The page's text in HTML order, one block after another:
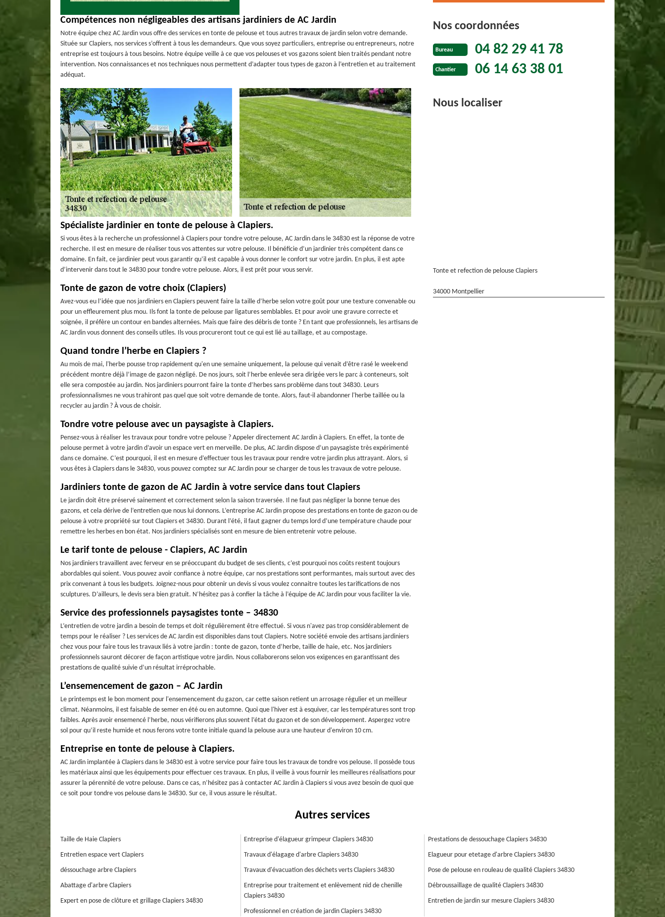
Compétences non négligeables des artisans jardiniers de AC Jardin
Notre équipe chez AC Jardin vous offre des services en tonte de pelouse et tous autres travaux de jardin selon votre demande.
Située sur Clapiers, nos services s’offrent à tous les demandeurs. Que vous soyez particuliers, entreprise ou entrepreneurs, notre
entreprise est toujours à tous besoins. Notre équipe veille à ce que vos pelouses et vos gazons soient bien traités pendant notre
intervention. Nos connaissances et nos techniques nous permettent d’adapter tous types de gazon à l’entretien et au traitement
adéquat.
Spécialiste jardinier en tonte de pelouse à Clapiers.
Si vous êtes à la recherche un professionnel à Clapiers pour tondre votre pelouse, AC Jardin dans le 34830 est la réponse de votre
recherche. Il est en mesure de réaliser tous vos attentes sur votre pelouse. Il bénéficie d’un jardinier très compétent dans ce
domaine. En fait, ce jardinier peut vous garantir qu’il est capable à vous donner le confort sur votre jardin. En plus, il est apte
d’intervenir dans tout le 34830 pour tondre votre pelouse. Alors, il est prêt pour vous servir.
Tonte de gazon de votre choix (Clapiers)
Avez-vous eu l’idée que nos jardiniers en Clapiers peuvent faire la taille d’herbe selon votre goût pour une texture convenable ou
pour un effleurement plus mou. Ils font la tonte de pelouse par ligatures semblables. Et pour avoir une gravure correcte et
soignée, il préfère un contour en bandes alternées. Mais que faire des débris de tonte ? En tant que professionnels, les artisans de
AC Jardin vous donnent des conseils utiles. Ils vous procureront tout ce qui est lié au taillage, et au compostage.
Quand tondre l’herbe en Clapiers ?
Au mois de mai, l'herbe pousse trop rapidement qu'en une semaine uniquement, la pelouse qui venait d’être rasé le week-end
précédent montre déjà l’image de gazon négligé. De nos jours, soit l’herbe enlevée sera dirigée vers le parc à conteneurs, soit
elle sera compostée au jardin. Nos jardiniers pourront faire la tonte d’herbes sans problème dans tout 34830. Leurs
professionnalismes ne vous trahiront pas quel que soit votre demande de tonte. Alors, faut-il abandonner l'herbe taillée ou la
recycler au jardin ? À vous de choisir.
Tondre votre pelouse avec un paysagiste à Clapiers.
Pensez-vous à réaliser les travaux pour tondre votre pelouse ? Appeler directement AC Jardin à Clapiers. En effet, la tonte de
pelouse permet à votre jardin d’avoir un espace vert en merveille. De plus, AC Jardin dispose d’un paysagiste très expérimenté
dans ce domaine. C’est pourquoi, il est en mesure d’effectuer tous les travaux pour rendre votre jardin plus attrayant. Alors, si
vous êtes à Clapiers dans le 34830, vous pouvez comptez sur AC Jardin pour se charger de tous les travaux de votre pelouse.
Jardiniers tonte de gazon de AC Jardin à votre service dans tout Clapiers
Le jardin doit être préservé sainement et correctement selon la saison traversée. Il ne faut pas négliger la bonne tenue des
gazons, et cela dérive de l’entretien que nous lui donnons. L’entreprise AC Jardin propose des prestations en tonte de gazon ou de
pelouse à votre propriété sur tout Clapiers et 34830. Durant l’été, il faut gagner du temps lord d’une température chaude pour
remettre les herbes en bon état. Nos jardiniers spécialisés sont en mesure de bien entretenir votre pelouse.
Le tarif tonte de pelouse - Clapiers, AC Jardin
Nos jardiniers travaillent avec ferveur en se préoccupant du budget de ses clients, c’est pourquoi nos coûts restent toujours
abordables qui soient. Vous pouvez avoir confiance à notre équipe, car nos prestations sont performantes, mais surtout avec des
prix convenant à tous les budgets. Joignez-nous pour obtenir un devis si vous voulez connaitre toutes les tarifications de nos
sculptures. D’ailleurs, le devis sera bien gratuit. N’hésitez pas à confier la tâche à l’équipe de AC Jardin pour vous faciliter la vie.
Service des professionnels paysagistes tonte – 34830
L’entretien de votre jardin a besoin de temps et doit régulièrement être effectué. Si vous n'avez pas trop considérablement de
temps pour le réaliser ? Les services de AC Jardin est disponibles dans tout Clapiers. Notre société envoie des artisans jardiniers
chez vous pour faire tous les travaux liés à votre jardin : tonte de gazon, tonte d’herbe, taille de haie, etc. Nos jardiniers
professionnels sauront décorer de façon artistique votre jardin. Nous collaborerons selon vos exigences en garantissant des
prestations de qualité suivie d’un résultat irréprochable.
L’ensemencement de gazon – AC Jardin
Le printemps est le bon moment pour l'ensemencement du gazon, car cette saison retient un arrosage régulier et un meilleur
climat. Néanmoins, il est faisable de semer en été ou en automne. Quoi que l'hiver est à esquiver, car les températures sont trop
faibles. Après avoir ensemencé l’herbe, nous vérifierons plus souvent l’état du gazon et de son développement. Aspergez votre
sol pour qu’il reste humide et nous ferons votre tonte initiale quand la pelouse aura une hauteur d'environ 10 cm.
Entreprise en tonte de pelouse à Clapiers.
AC Jardin implantée à Clapiers dans le 34830 est à votre service pour faire tous les travaux de tondre vos pelouse. Il possède tous
les matériaux ainsi que les équipements pour effectuer ces travaux. En plus, il veille à vous fournir les meilleures réalisations pour
assurer la pérennité de votre pelouse. Dans ce cas, n’hésitez pas à contacter AC Jardin à Clapiers si vous avez besoin de quoi que
ce soit pour tondre vos pelouse dans le 34830. Sur ce, il vous assure le résultat.
Nos coordonnées
Bureau 04 82 29 41 78
Chantier 06 14 63 38 01
Nous localiser
Tonte et refection de pelouse Clapiers
34000 Montpellier
Autres services
Taille de Haie Clapiers
Entretien espace vert Clapiers
déssouchage arbre Clapiers
Abattage d'arbre Clapiers
Expert en pose de clôture et grillage Clapiers 34830
Entreprise d'élagueur grimpeur Clapiers 34830
Travaux d'élagage d'arbre Clapiers 34830
Travaux d'évacuation des déchets verts Clapiers 34830
Entreprise pour traitement et enlèvement nid de chenille
Clapiers 34830
Professionnel en création de jardin Clapiers 34830
Prestations de dessouchage Clapiers 34830
Elagueur pour etetage d'arbre Clapiers 34830
Pose de pelouse en rouleau de qualité Clapiers 34830
Débroussaillage de qualité Clapiers 34830
Entretien de jardin sur mesure Clapiers 34830